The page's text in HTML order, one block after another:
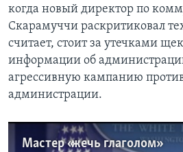
когда новый директор по
Скарамуччи раскритиковал
считает, стоит за утечками
информации об
агрессивную кампанию
администрации.
Мастер «жечь глаголом»